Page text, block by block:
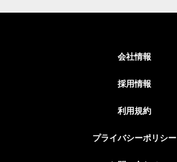
会社情報
採用情報
利用規約
プライバシーポリシー